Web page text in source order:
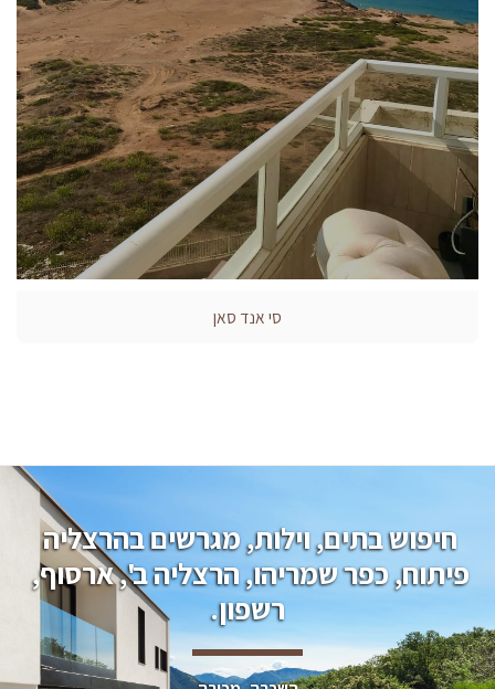
סי אנד סאן
חיפוש בתים, וילות, מגרשים בהרצליה
פיתוח, כפר שמריהו, הרצליה ב', ארסוף,
רשפון.